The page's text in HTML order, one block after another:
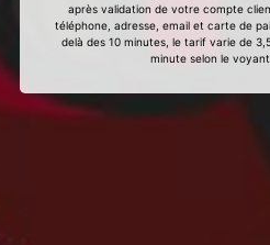
après validation de votre compte
téléphone, adresse, email et carte de
delà des 10 minutes, le tarif varie de
minute selon le